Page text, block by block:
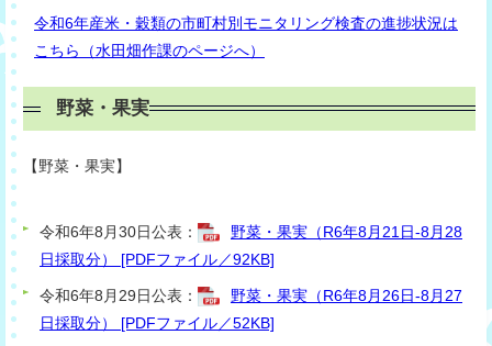
令和6年産米・穀類の市町村別モニタリング検査の進捗状況は
こちら（水田畑作課のページへ）
野菜・果実
【野菜・果実】
令和6年8月30日公表：
野菜・果実（R6年8月21日-8月28
日採取分） [PDFファイル／92KB]
令和6年8月29日公表：
野菜・果実（R6年8月26日-8月27
日採取分） [PDFファイル／52KB]